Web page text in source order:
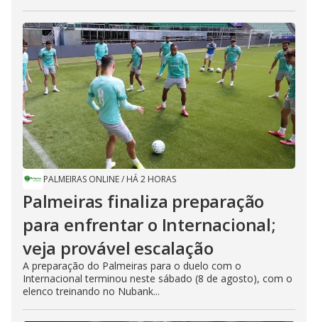
PALMEIRAS ONLINE/ HÁ 2 HORAS
Palmeiras finaliza preparação
para enfrentar o Internacional;
veja provável escalação
A preparação do Palmeiras para o duelo com o
Internacional terminou neste sábado (8 de agosto), com o
elenco treinando no Nubank...